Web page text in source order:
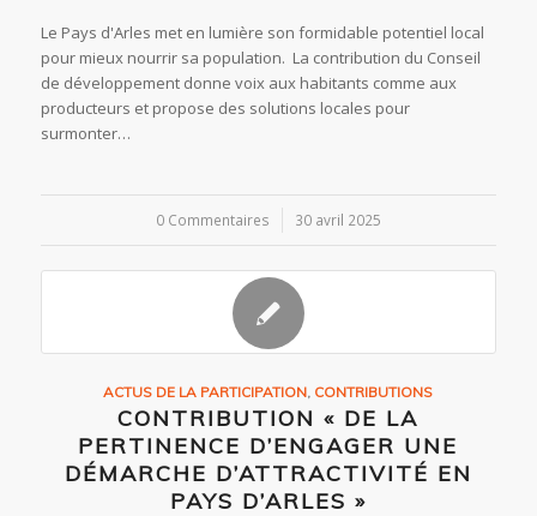
Le Pays d'Arles met en lumière son formidable potentiel local
pour mieux nourrir sa population. La contribution du Conseil
de développement donne voix aux habitants comme aux
producteurs et propose des solutions locales pour
surmonter…
0 Commentaires
/ 30 avril 2025
ACTUS DE LA PARTICIPATION, CONTRIBUTIONS
CONTRIBUTION « DE LA
PERTINENCE D’ENGAGER UNE
DÉMARCHE D’ATTRACTIVITÉ EN
PAYS D’ARLES »